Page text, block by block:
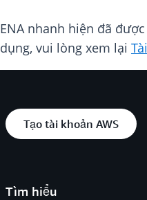
ENA nhanh hiện đã
dụng, vui lòng xem lại
Tạo tài khoản AWS
Tìm hiểu